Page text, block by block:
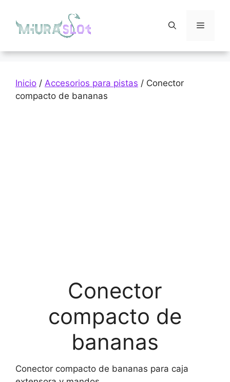
contenido
Menú
Inicio / Accesorios para pistas / Conector
compacto de bananas
Conector
compacto de
bananas
Conector compacto de bananas para caja